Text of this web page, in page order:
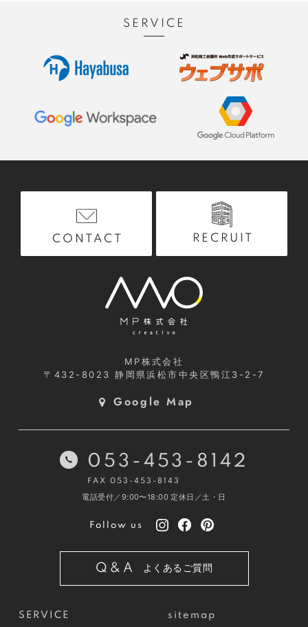
SERVICE
CONTACT RECRUIT
MP株式会社
〒432-8023静岡県浜松市中央区鴨江3-2-7
Google Map
SERVICE sitemap
053-453-8142
FAX 053-453-8143
電話受付／9:00〜18:00 定休日／土・日
Follow us
Q&A よくあるご質問